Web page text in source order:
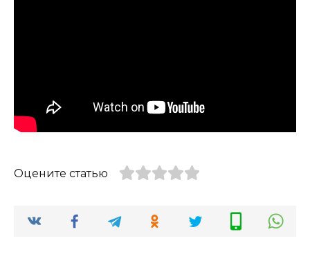
Оцените статью